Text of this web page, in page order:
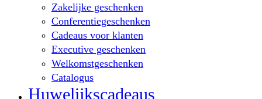
Zakelijke geschenken
Conferentiegeschenken
Cadeaus voor klanten
Executive geschenken
Welkomstgeschenken
Catalogus
Huwelijkscadeaus